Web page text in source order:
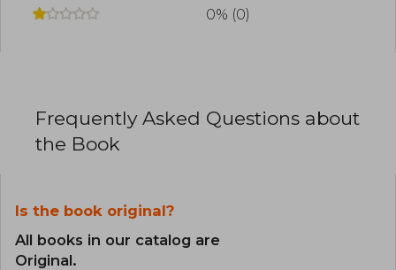
0% (0)
Frequently Asked Questions about
the Book
Is the book original?
All books in our catalog are
Original.